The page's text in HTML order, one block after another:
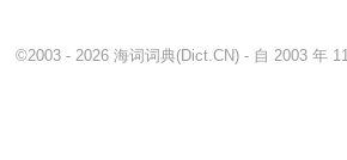
©2003 - 2026 海词词典(Dict.CN) - 自 2003 年